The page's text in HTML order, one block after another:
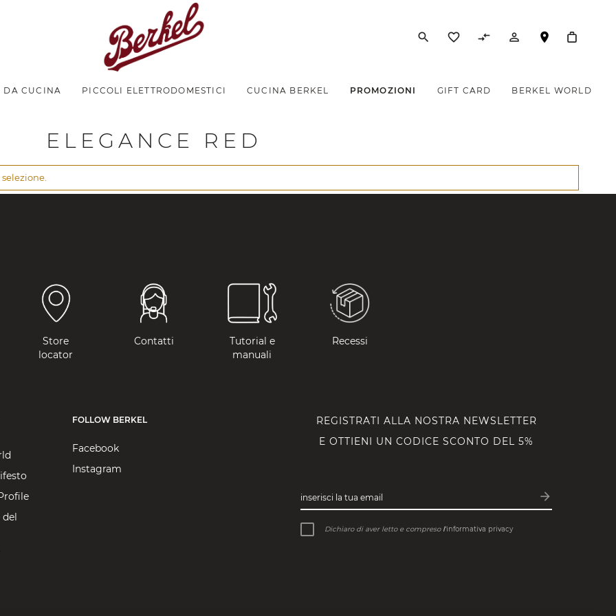
search favorite_border compare_arrows person_outline
DA CUCINA PICCOLI ELETTRODOMESTICI CUCINA BERKEL PROMOZIONI GIFT CARD BERKEL WORLD
ELEGANCE RED
Store
locator
Contatti
Tutorial e
manuali
Recessi
del
FOLLOW BERKEL
Facebook
Instagram
REGISTRATI ALLA NOSTRA NEWSLETTER
E OTTIENI UN CODICE SCONTO DEL 5%
inserisci la tua email arrow_forward
Iscriviti
Dichiaro di aver letto e compreso l’informativa privacy